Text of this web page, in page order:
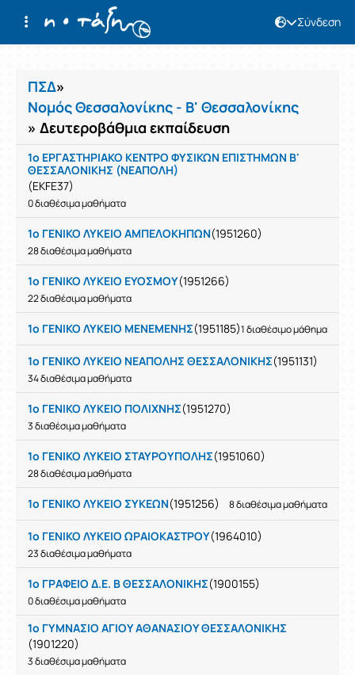
Σύνδεση
Μαθήματα
ΠΣΔ»
Νομός Θεσσαλονίκης - Β' Θεσσαλονίκης
» Δευτεροβάθμια εκπαίδευση
1ο ΕΡΓΑΣΤΗΡΙΑΚΟ ΚΕΝΤΡΟ ΦΥΣΙΚΩΝ ΕΠΙΣΤΗΜΩΝ Β'
ΘΕΣΣΑΛΟΝΙΚΗΣ (ΝΕΑΠΟΛΗ)
(EKFE37)
0 διαθέσιμα μαθήματα
1ο ΓΕΝΙΚΟ ΛΥΚΕΙΟ ΑΜΠΕΛΟΚΗΠΩΝ(1951260)
28 διαθέσιμα μαθήματα
1ο ΓΕΝΙΚΟ ΛΥΚΕΙΟ ΕΥΟΣΜΟΥ(1951266)
22 διαθέσιμα μαθήματα
1ο ΓΕΝΙΚΟ ΛΥΚΕΙΟ ΜΕΝΕΜΕΝΗΣ(1951185)1 διαθέσιμο μάθημα
1ο ΓΕΝΙΚΟ ΛΥΚΕΙΟ ΝΕΑΠΟΛΗΣ ΘΕΣΣΑΛΟΝΙΚΗΣ(1951131)
34 διαθέσιμα μαθήματα
1ο ΓΕΝΙΚΟ ΛΥΚΕΙΟ ΠΟΛΙΧΝΗΣ(1951270)
3 διαθέσιμα μαθήματα
1ο ΓΕΝΙΚΟ ΛΥΚΕΙΟ ΣΤΑΥΡΟΥΠΟΛΗΣ(1951060)
28 διαθέσιμα μαθήματα
1ο ΓΕΝΙΚΟ ΛΥΚΕΙΟ ΣΥΚΕΩΝ(1951256) 8 διαθέσιμα μαθήματα
1ο ΓΕΝΙΚΟ ΛΥΚΕΙΟ ΩΡΑΙΟΚΑΣΤΡΟΥ(1964010)
23 διαθέσιμα μαθήματα
1ο ΓΡΑΦΕΙΟ Δ.Ε. Β ΘΕΣΣΑΛΟΝΙΚΗΣ(1900155)
0 διαθέσιμα μαθήματα
1ο ΓΥΜΝΑΣΙΟ ΑΓΙΟΥ ΑΘΑΝΑΣΙΟΥ ΘΕΣΣΑΛΟΝΙΚΗΣ
(1901220)
3 διαθέσιμα μαθήματα